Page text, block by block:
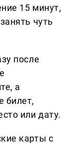
15 минут,
чуть
после
а
билет,
или дату.
карты с